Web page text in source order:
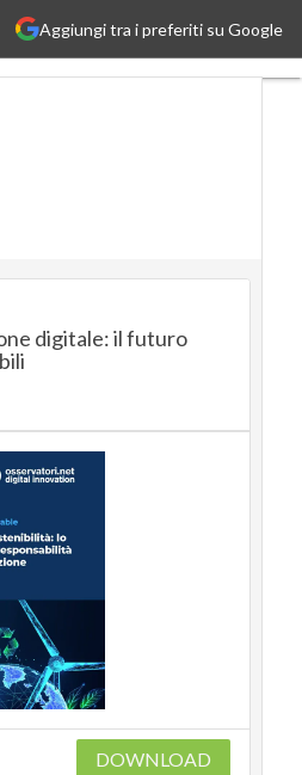
Aggiungi tra i preferiti su Google
digitale: il futuro
DOWNLOAD